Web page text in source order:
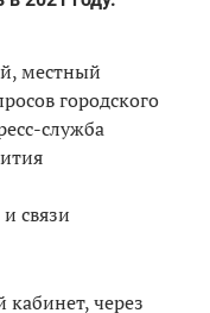
местный
городского
служба
связи
через